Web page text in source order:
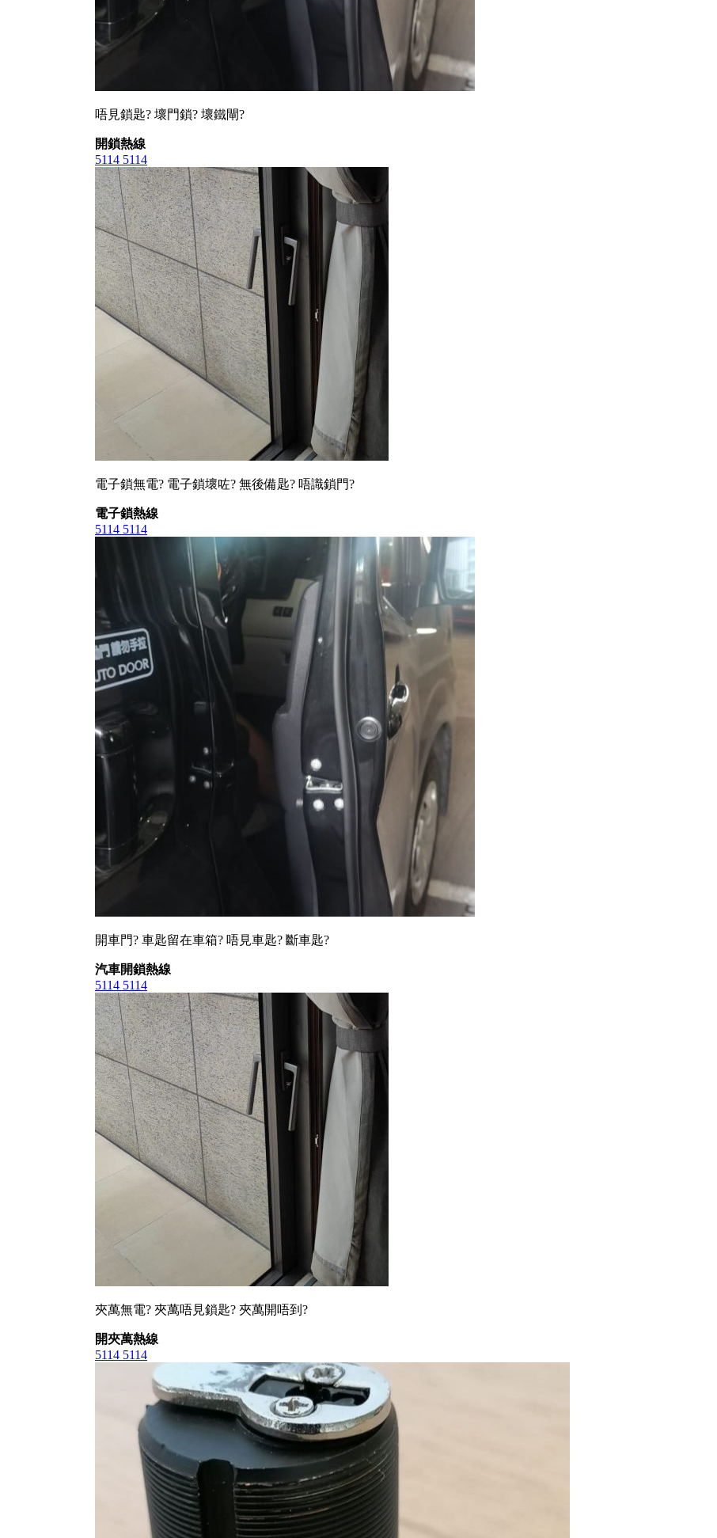
唔見鎖匙? 壞門鎖? 壞鐵閘?
開鎖熱線
5114 5114
電子鎖無電? 電子鎖壞咗? 無後備匙? 唔識鎖門?
電子鎖熱線
5114 5114
開車門? 車匙留在車箱? 唔見車匙? 斷車匙?
汽車開鎖熱線
5114 5114
夾萬無電? 夾萬唔見鎖匙? 夾萬開唔到?
開夾萬熱線
5114 5114